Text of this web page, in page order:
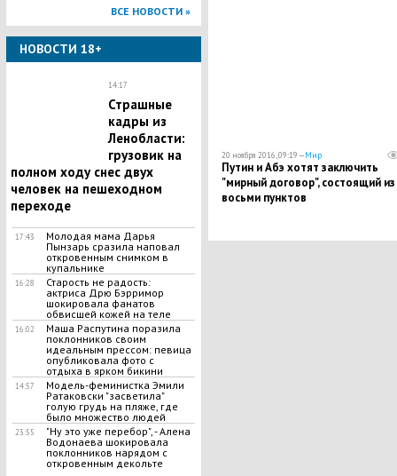
ВСЕ НОВОСТИ »
НОВОСТИ 18+
14:17
Страшные
кадры из
Ленобласти:
грузовик на
полном ходу снес двух
человек на пешеходном
переходе
17:43
Молодая мама Дарья
Пынзарь сразила наповал
откровенным снимком в
купальнике
16:28
Старость не радость:
актриса Дрю Бэрримор
шокировала фанатов
обвисшей кожей на теле
16:02
Маша Распутина поразила
поклонников своим
идеальным прессом: певица
опубликовала фото с
отдыха в ярком бикини
14:57
Модель-феминистка Эмили
Ратаковски "засветила"
голую грудь на пляже, где
было множество людей
23:55
"Ну это уже перебор", - Алена
Водонаева шокировала
поклонников нарядом с
откровенным декольте
20 ноября 2016, 09:19 —Мир
Путин и Абэ хотят заключить
"мирный договор", состоящий из
восьми пунктов